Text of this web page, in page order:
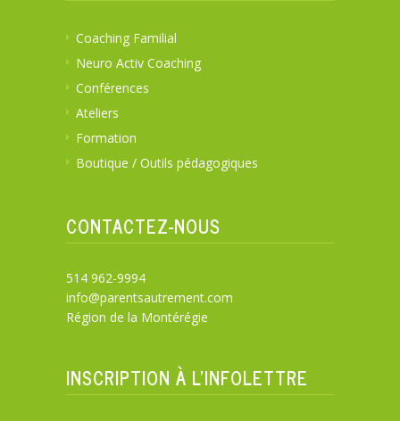
Coaching Familial
Neuro Activ Coaching
Conférences
Ateliers
Formation
Boutique / Outils pédagogiques
CONTACTEZ-NOUS
514 962-9994
info@parentsautrement.com
Région de la Montérégie
INSCRIPTION À L’INFOLETTRE